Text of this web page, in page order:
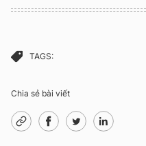
TAGS:
Chia sẻ bài viết